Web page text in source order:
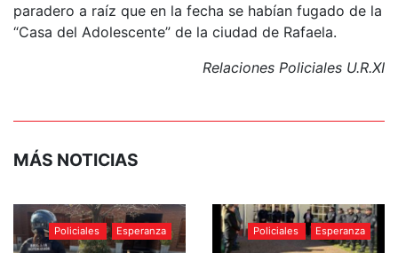
paradero a raíz que en la fecha se habían fugado de la
“Casa del Adolescente” de la ciudad de Rafaela.
Relaciones Policiales U.R.XI
MÁS NOTICIAS
Policiales Esperanza Policiales Esperanza